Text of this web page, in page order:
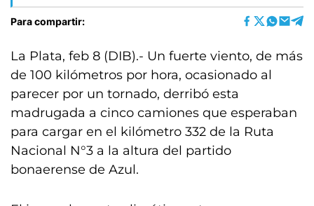
Para compartir:
La Plata, feb 8 (DIB).- Un fuerte viento, de más
de 100 kilómetros por hora, ocasionado al
parecer por un tornado, derribó esta
madrugada a cinco camiones que esperaban
para cargar en el kilómetro 332 de la Ruta
Nacional N°3 a la altura del partido
bonaerense de Azul.